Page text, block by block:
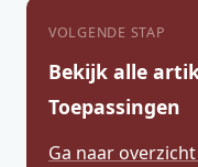
VOLGENDE STAP
Bekijk alle
Toepassingen
Ga naar